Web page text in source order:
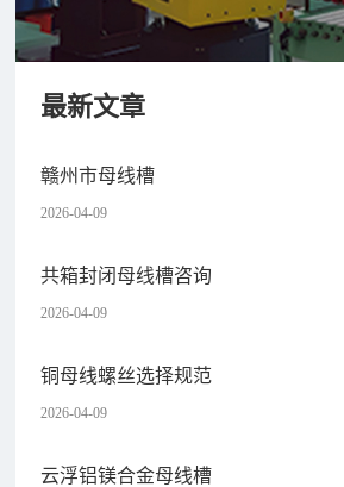
最新文章
赣州市母线槽
2026-04-09
共箱封闭母线槽咨询
2026-04-09
铜母线螺丝选择规范
2026-04-09
云浮铝镁合金母线槽